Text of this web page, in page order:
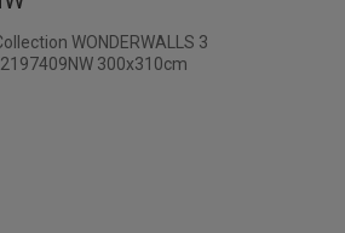
WONDERWALLS 3
300x310cm